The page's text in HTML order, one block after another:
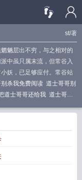
st/著
魉层出不穷，与之相对的
中虽只属末流，但常谷入
妖，已足够应付。常谷站
杀我免费阅读 道士哥哥别
道士哥哥还给我 道士哥哥